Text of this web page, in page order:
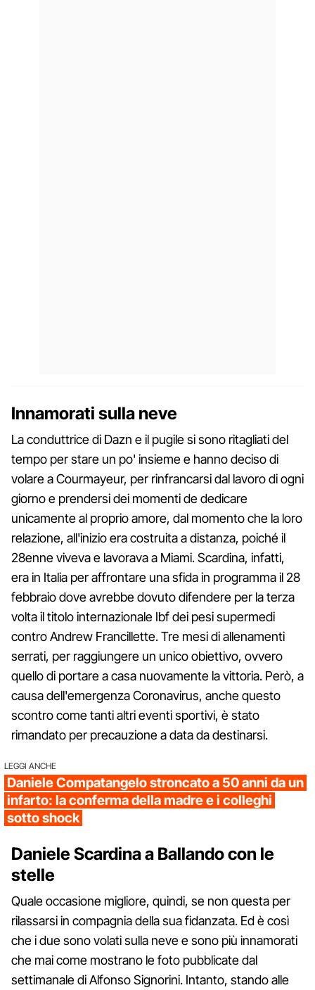
Innamorati sulla neve
La conduttrice di Dazn e il pugile si sono ritagliati del
tempo per stare un po' insieme e hanno deciso di
volare a Courmayeur, per rinfrancarsi dal lavoro di ogni
giorno e prendersi dei momenti de dedicare
unicamente al proprio amore, dal momento che la loro
relazione, all'inizio era costruita a distanza, poiché il
28enne viveva e lavorava a Miami. Scardina, infatti,
era in Italia per affrontare una sfida in programma il 28
febbraio dove avrebbe dovuto difendere per la terza
volta il titolo internazionale Ibf dei pesi supermedi
contro Andrew Francillette. Tre mesi di allenamenti
serrati, per raggiungere un unico obiettivo, ovvero
quello di portare a casa nuovamente la vittoria. Però, a
causa dell'emergenza Coronavirus, anche questo
scontro come tanti altri eventi sportivi, è stato
rimandato per precauzione a data da destinarsi.
LEGGI ANCHE
Daniele Compatangelo stroncato a 50 anni da un
infarto: la conferma della madre e i colleghi
sotto shock
Daniele Scardina a Ballando con le
stelle
Quale occasione migliore, quindi, se non questa per
rilassarsi in compagnia della sua fidanzata. Ed è così
che i due sono volati sulla neve e sono più innamorati
che mai come mostrano le foto pubblicate dal
settimanale di Alfonso Signorini. Intanto, stando alle